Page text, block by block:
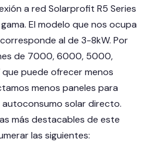
a red Solarprofit R5 Series
El modelo que nos ocupa
al de 3-8kW. Por
de 7000, 6000, 5000,
puede ofrecer menos
menos paneles para
solar directo.
más destacables de este
las siguientes: